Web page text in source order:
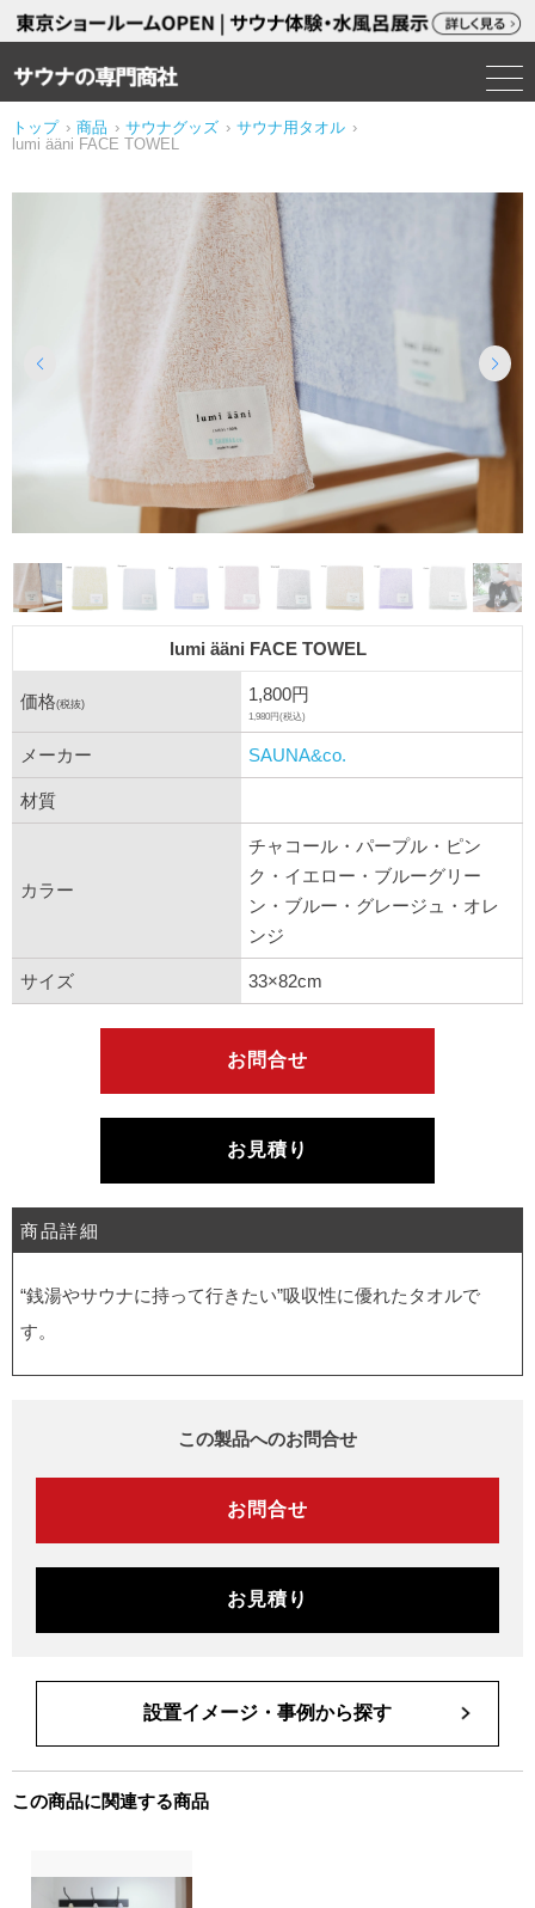
トップ › 商品 › サウナグッズ › サウナ用タオル ›
lumi ääni FACE TOWEL
lumi ääni FACE TOWEL
価格(税抜) 1,800円
1,980円(税込)
メーカー SAUNA&co.
材質
カラー
チャコール・パープル・ピン
ク・イエロー・ブルーグリー
ン・ブルー・グレージュ・オレ
ンジ
サイズ 33×82cm
お問合せ
お見積り
商品詳細
“銭湯やサウナに持って行きたい”吸収性に優れたタオルで
す。
この製品へのお問合せ
お問合せ
お見積り
設置イメージ・事例から探す
この商品に関連する商品